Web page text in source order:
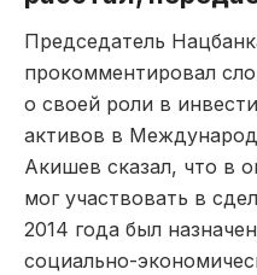
Председатель
прокомментировал
о своей роли в
активов в
Акишев сказал, что в
мог участвовать в
2014 года был
социально-